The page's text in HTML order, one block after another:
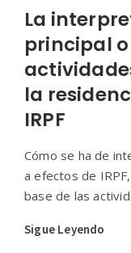
La
principal
la
IRPF
Cómo se ha de
a efectos de
base de las
Sigue Leyendo